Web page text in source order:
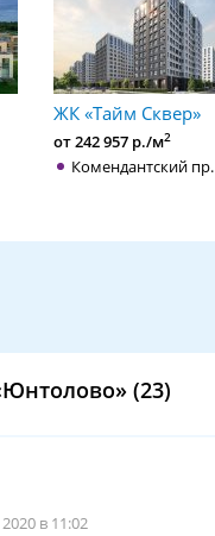
ЖК «Тайм Сквер»
от 242 957 р./м2
Комендантский пр.
(23)
в 11:02